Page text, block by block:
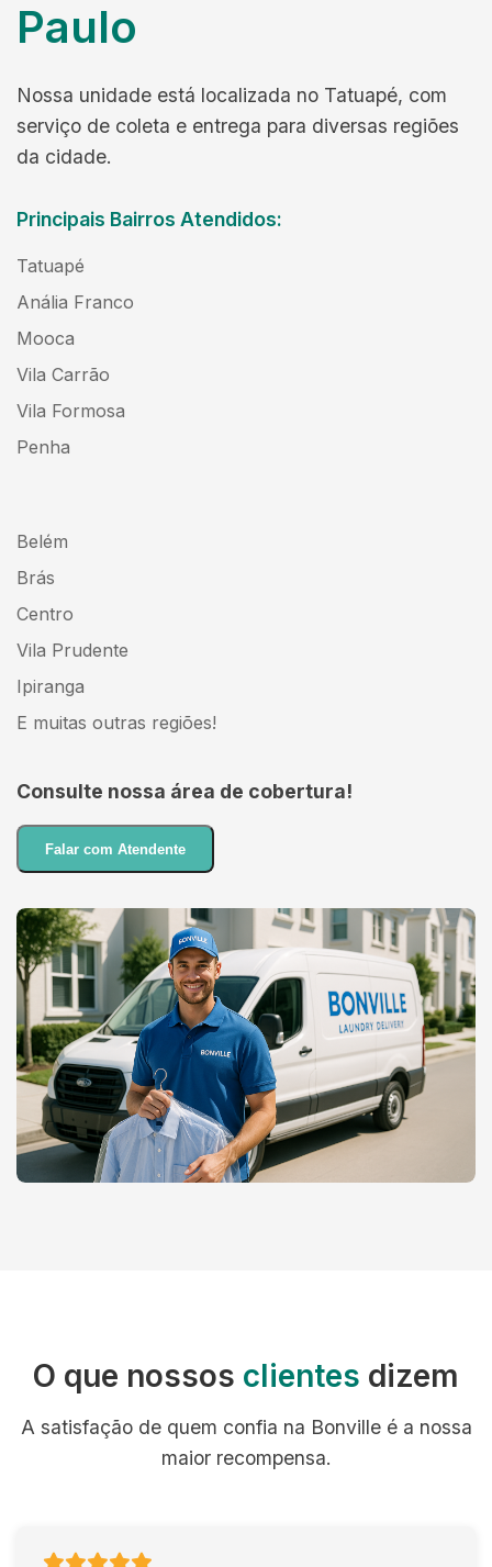
Paulo
Nossa unidade está localizada no Tatuapé, com
serviço de coleta e entrega para diversas regiões
da cidade.
Principais Bairros Atendidos:
Tatuapé
Anália Franco
Mooca
Vila Carrão
Vila Formosa
Penha
Belém
Brás
Centro
Vila Prudente
Ipiranga
E muitas outras regiões!
Consulte nossa área de cobertura!
Falar com Atendente
O que nossos clientes dizem
A satisfação de quem confia na Bonville é a nossa
maior recompensa.